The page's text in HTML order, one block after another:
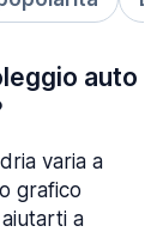
auto
varia a
grafico
a